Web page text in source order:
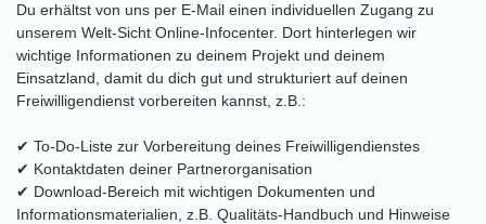
Du erhältst von uns per E-Mail einen individuellen Zugang zu
unserem Welt-Sicht Online-Infocenter. Dort hinterlegen wir
wichtige Informationen zu deinem Projekt und deinem
Einsatzland, damit du dich gut und strukturiert auf deinen
Freiwilligendienst vorbereiten kannst, z.B.:
✔ To-Do-Liste zur Vorbereitung deines Freiwilligendienstes
✔ Kontaktdaten deiner Partnerorganisation
✔ Download-Bereich mit wichtigen Dokumenten und
Informationsmaterialien, z.B. Qualitäts-Handbuch und Hinweise